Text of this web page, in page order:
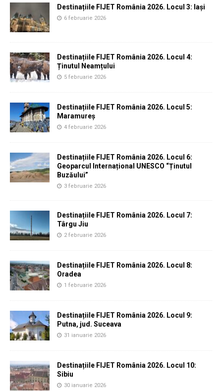
Destinațiile FIJET România 2026. Locul 3: Iași
6 februarie 2026
Destinațiile FIJET România 2026. Locul 4:
Ținutul Neamțului
5 februarie 2026
Destinațiile FIJET România 2026. Locul 5:
Maramureș
4 februarie 2026
Destinațiile FIJET România 2026. Locul 6:
Geoparcul Internațional UNESCO “Ținutul
Buzăului”
3 februarie 2026
Destinațiile FIJET România 2026. Locul 7:
Târgu Jiu
2 februarie 2026
Destinațiile FIJET România 2026. Locul 8:
Oradea
1 februarie 2026
Destinațiile FIJET România 2026. Locul 9:
Putna, jud. Suceava
31 ianuarie 2026
Destinațiile FIJET România 2026. Locul 10:
Sibiu
30 ianuarie 2026